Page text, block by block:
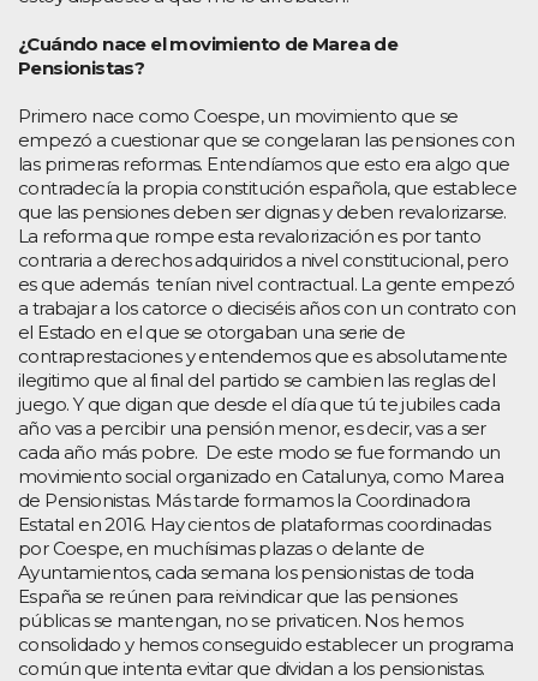
¿Cuándo nace el movimiento de Marea de
Pensionistas?
Primero nace como Coespe, un movimiento que se
empezó a cuestionar que se congelaran las pensiones con
las primeras reformas. Entendíamos que esto era algo que
contradecía la propia constitución española, que establece
que las pensiones deben ser dignas y deben revalorizarse.
La reforma que rompe esta revalorización es por tanto
contraria a derechos adquiridos a nivel constitucional, pero
es que además tenían nivel contractual. La gente empezó
a trabajar a los catorce o dieciséis años con un contrato con
el Estado en el que se otorgaban una serie de
contraprestaciones y entendemos que es absolutamente
ilegitimo que al final del partido se cambien las reglas del
juego. Y que digan que desde el día que tú te jubiles cada
año vas a percibir una pensión menor, es decir, vas a ser
cada año más pobre. De este modo se fue formando un
movimiento social organizado en Catalunya, como Marea
de Pensionistas. Más tarde formamos la Coordinadora
Estatal en 2016. Hay cientos de plataformas coordinadas
por Coespe, en muchísimas plazas o delante de
Ayuntamientos, cada semana los pensionistas de toda
España se reúnen para reivindicar que las pensiones
públicas se mantengan, no se privaticen. Nos hemos
consolidado y hemos conseguido establecer un programa
común que intenta evitar que dividan a los pensionistas.